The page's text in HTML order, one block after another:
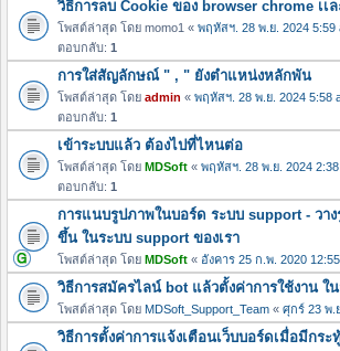
วิธีการลบ Cookie ของ browser chrome เเ
โพสต์ล่าสุด โดย momo1 « พฤหัสฯ. 28 พ.ย. 2024 5:59
ตอบกลับ: 1
การใส่สัญลักษณ์ " , " ยังตำแหน่งหลักพัน
โพสต์ล่าสุด โดย admin « พฤหัสฯ. 28 พ.ย. 2024 5:58
ตอบกลับ: 1
เข้าระบบแล้ว ต้องไปที่ไหนต่อ
โพสต์ล่าสุด โดย MDSoft « พฤหัสฯ. 28 พ.ย. 2024
ตอบกลับ: 1
การแนบรูปภาพในบอร์ด ระบบ support - วา
ขึ้น ในระบบ support ของเรา
โพสต์ล่าสุด โดย MDSoft « อังคาร 25 ก.พ. 2020
วิธีการสมัครไลน์ bot แล้วตั้งค่าการใช้งาน ใ
โพสต์ล่าสุด โดย MDSoft_Support_Team « ศุกร์ 23 พ.
วิธีการตั้งค่าการแจ้งเตือนเว็บบอร์ดเมื่อมีกระ